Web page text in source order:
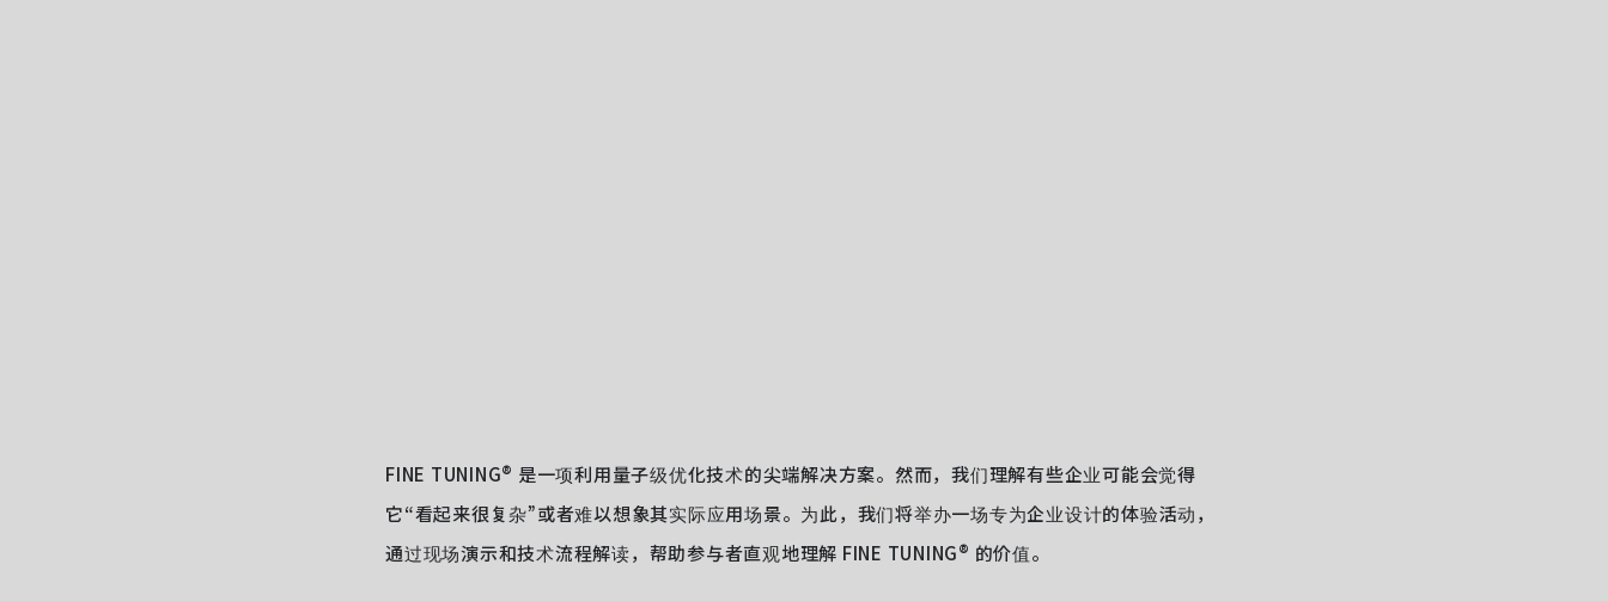
FINE TUNING® 是一项利用量子级优化技术的尖端解决方案。然而，我们理解有些企业可能会觉得
它“看起来很复杂”或者难以想象其实际应用场景。为此，我们将举办一场专为企业设计的体验活动，
通过现场演示和技术流程解读，帮助参与者直观地理解 FINE TUNING® 的价值。